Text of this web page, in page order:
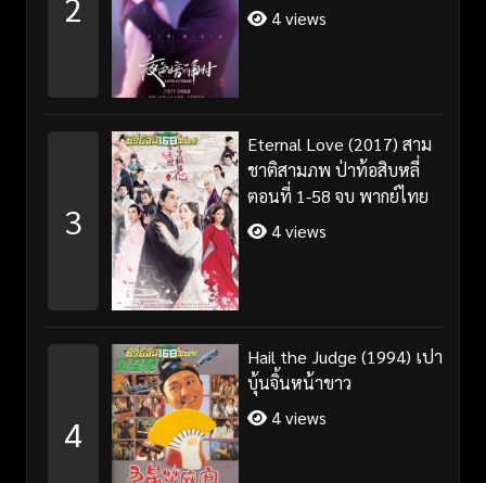
4 views
3
Eternal Love (2017) สาม
ชาติสามภพ ป่าท้อสิบหลี่
ตอนที่ 1-58 จบ พากย์ไทย
4 views
4
Hail the Judge (1994) เปา
บุ้นจิ้นหน้าขาว
4 views